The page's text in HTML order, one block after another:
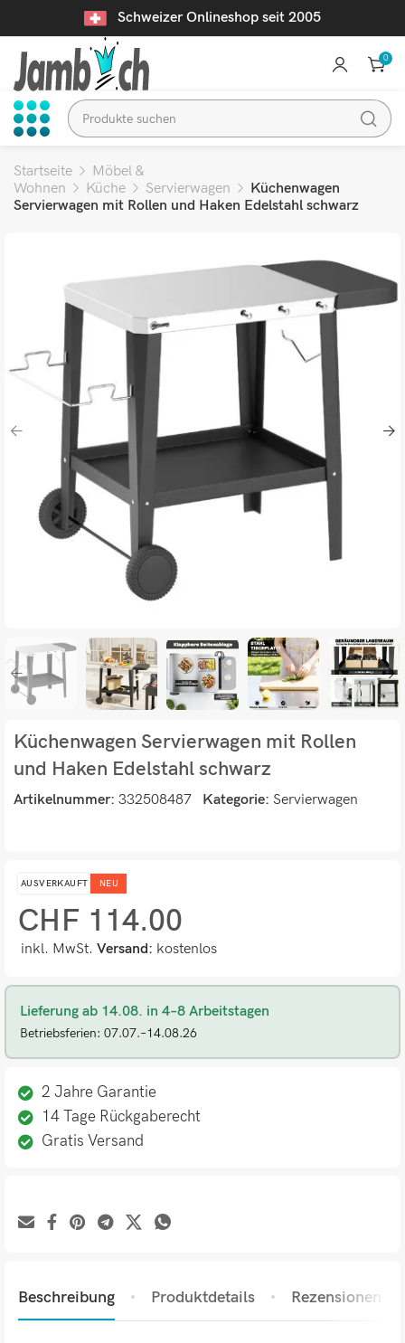
Schweizer Onlineshop seit 2005
0
Startseite
Möbel &
Wohnen
Küche Servierwagen
Küchenwagen
Servierwagen mit Rollen und Haken Edelstahl schwarz
Küchenwagen Servierwagen mit Rollen
und Haken Edelstahl schwarz
Artikelnummer: 332508487 Kategorie: Servierwagen
AUSVERKAUFT NEU
CHF 114.00
inkl. MwSt. Versand: kostenlos
Lieferung ab 14.08. in 4–8 Arbeitstagen
Betriebsferien: 07.07.–14.08.26
2 Jahre Garantie
14 Tage Rückgaberecht
Gratis Versand
Beschreibung Produktdetails Rezensionen (0)